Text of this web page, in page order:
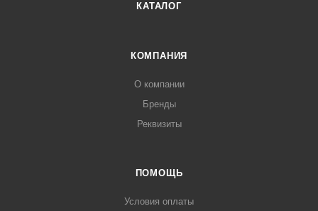
КАТАЛОГ
КОМПАНИЯ
О компании
Бренды
Реквизиты
ПОМОЩЬ
Условия оплаты